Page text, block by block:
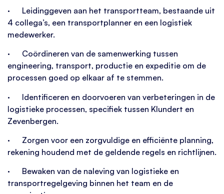
· Leidinggeven aan het transportteam, bestaande uit
4 collega’s, een transportplanner en een logistiek
medewerker.
· Coördineren van de samenwerking tussen
engineering, transport, productie en expeditie om de
processen goed op elkaar af te stemmen.
· Identificeren en doorvoeren van verbeteringen in de
logistieke processen, specifiek tussen Klundert en
Zevenbergen.
· Zorgen voor een zorgvuldige en efficiënte planning,
rekening houdend met de geldende regels en richtlijnen.
· Bewaken van de naleving van logistieke en
transportregelgeving binnen het team en de